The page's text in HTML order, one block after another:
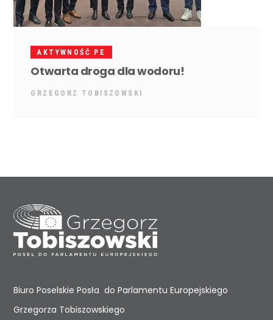
AKTYWNOŚĆ PE
Otwarta droga dla wodoru!
GRZEGORZ TOBISZOWSKI
Biuro Poselskie Posła do Parlamentu Europejskiego
Grzegorza Tobiszowskiego